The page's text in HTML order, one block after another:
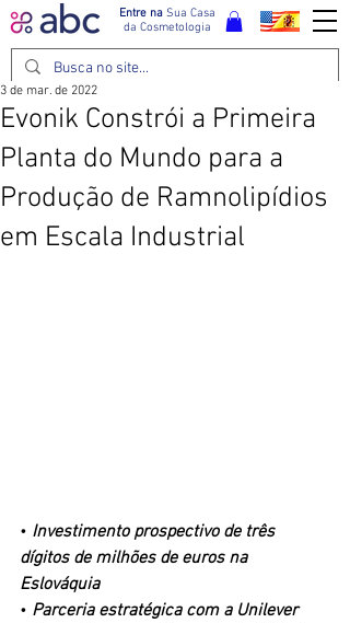
Entre naSua Casa
da Cosmetologia
Evonik Constrói a Primeira
Planta do Mundo para a
Produção de Ramnolipídios
em Escala Industrial
3 de mar. de 2022
• Investimento prospectivo de três
dígitos de milhões de euros na
Eslováquia
• Parceria estratégica com a Unilever